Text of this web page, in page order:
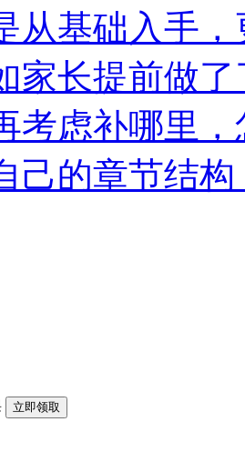
从基础入手
家长提前做
考虑补哪里
己的章节结
立即领取